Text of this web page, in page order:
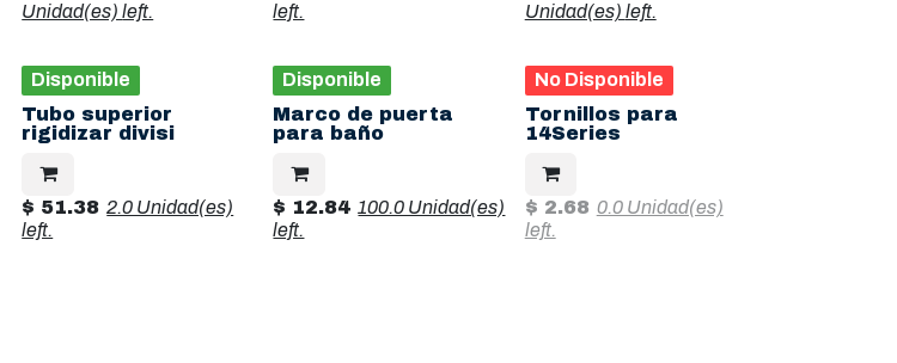
Unidad(es)left.
left.
Unidad(es) left.
Disponible
Tubo superior
rigidizar divisi
$ 51.38 2.0 Unidad(es)
left.
Disponible
Marco de puerta
para baño
$ 12.84 100.0 Unidad(es)
left.
No Disponible
Tornillos para
14Series
$ 2.68 0.0 Unidad(es)
left.